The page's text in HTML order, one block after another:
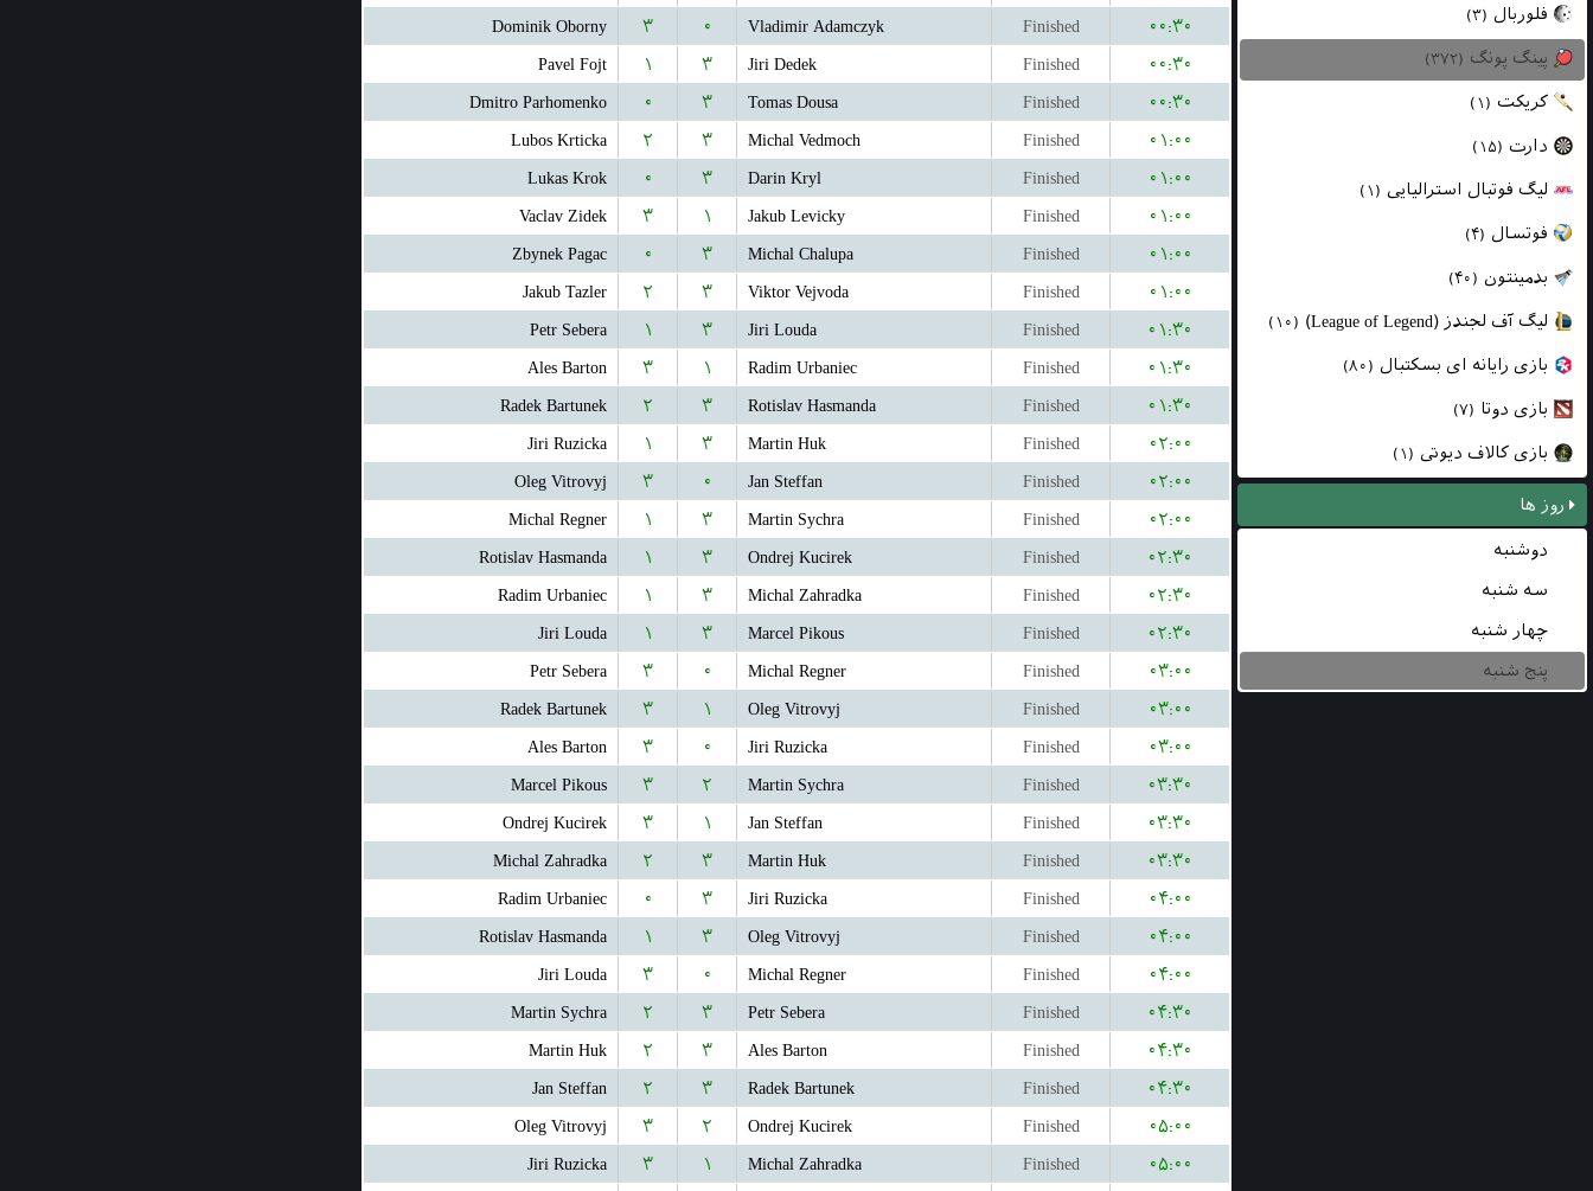
فلوربال (۳)
پینگ پونگ (۳۷۲)
کریکت (۱)
دارت (۱۵)
لیگ فوتبال استرالیایی (۱)
فوتسال (۴)
بدمینتون (۴۰)
لیگ آف لجندز (League of Legend) (۱۰)
بازی رایانه ای بسکتبال (۸۰)
بازی دوتا (۷)
بازی کالاف دیوتی (۱)
روز ها
دوشنبه
سه شنبه
چهار شنبه
پنج شنبه
Dominik Oborny
۳ ۰ Vladimir Adamczyk Finished
۰۰:۳۰
Pavel Fojt
۱ ۳ Jiri Dedek Finished
۰۰:۳۰
Dmitro Parhomenko
۰ ۳ Tomas Dousa Finished
۰۰:۳۰
Lubos Krticka
۲ ۳ Michal Vedmoch Finished
۰۱:۰۰
Lukas Krok
۰ ۳ Darin Kryl Finished
۰۱:۰۰
Vaclav Zidek
۳ ۱ Jakub Levicky Finished
۰۱:۰۰
Zbynek Pagac
۰ ۳ Michal Chalupa Finished
۰۱:۰۰
Jakub Tazler
۲ ۳ Viktor Vejvoda Finished
۰۱:۰۰
Petr Sebera
۱ ۳ Jiri Louda Finished
۰۱:۳۰
Ales Barton
۳ ۱ Radim Urbaniec Finished
۰۱:۳۰
Radek Bartunek
۲ ۳ Rotislav Hasmanda Finished
۰۱:۳۰
Jiri Ruzicka
۱ ۳ Martin Huk Finished
۰۲:۰۰
Oleg Vitrovyj
۳ ۰ Jan Steffan Finished
۰۲:۰۰
Michal Regner
۱ ۳ Martin Sychra Finished
۰۲:۰۰
Rotislav Hasmanda
۱ ۳ Ondrej Kucirek Finished
۰۲:۳۰
Radim Urbaniec
۱ ۳ Michal Zahradka Finished
۰۲:۳۰
Jiri Louda
۱ ۳ Marcel Pikous Finished
۰۲:۳۰
Petr Sebera
۳ ۰ Michal Regner Finished
۰۳:۰۰
Radek Bartunek
۳ ۱ Oleg Vitrovyj Finished
۰۳:۰۰
Ales Barton
۳ ۰ Jiri Ruzicka Finished
۰۳:۰۰
Marcel Pikous
۳ ۲ Martin Sychra Finished
۰۳:۳۰
Ondrej Kucirek
۳ ۱ Jan Steffan Finished
۰۳:۳۰
Michal Zahradka
۲ ۳ Martin Huk Finished
۰۳:۳۰
Radim Urbaniec
۰ ۳ Jiri Ruzicka Finished
۰۴:۰۰
Rotislav Hasmanda
۱ ۳ Oleg Vitrovyj Finished
۰۴:۰۰
Jiri Louda
۳ ۰ Michal Regner Finished
۰۴:۰۰
Martin Sychra
۲ ۳ Petr Sebera Finished
۰۴:۳۰
Martin Huk
۲ ۳ Ales Barton Finished
۰۴:۳۰
Jan Steffan
۲ ۳ Radek Bartunek Finished
۰۴:۳۰
Oleg Vitrovyj
۳ ۲ Ondrej Kucirek Finished
۰۵:۰۰
Jiri Ruzicka
۳ ۱ Michal Zahradka Finished
۰۵:۰۰